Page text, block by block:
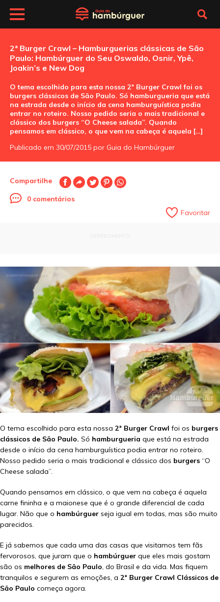
2ª Burger Crawl – Hamburguerias clássicas de São
Paulo: Hambúrguer do Seu Oswaldo, Osnir, Ypê,
Joakin’s e New Dog
O tema escolhido para esta nossa 2ª Burger Crawl foi os
burgers clássicos de São Paulo. Só hamburgueria que está
na estrada desde o início da cena hamburguística podia
entrar no roteiro. Nosso pedido seria o mais tradicional e
clássico dos burgers “O Cheese salada”. Quando
pensamos em clássico, o que vem na cabeça é aquela […]
Publicado em 30/07/2015 por Guia do Hambúrguer
Compartilhe
0 comentários
Favoritar
O tema escolhido para esta nossa 2ª Burger Crawl foi os burgers
clássicos de São Paulo. Só hamburgueria que está na estrada
desde o início da cena hamburguística podia entrar no roteiro.
Nosso pedido seria o mais tradicional e clássico dos burgers “O
Cheese salada”.
Quando pensamos em clássico, o que vem na cabeça é aquela
carne fininha e a maionese que é o grande diferencial de cada
lugar. Não que o hambúrguer seja igual em todas, mas são muito
parecidos.
E já sabemos que cada uma das casas que visitamos tem fãs
fervorosos, que juram que o hambúrguer que eles mais gostam
são os melhores de São Paulo, do Brasil e da vida. Mas fiquem
tranquilos e segurem as emoções, a 2ª Burger Crawl Clássicos de
São Paulo começa agora.